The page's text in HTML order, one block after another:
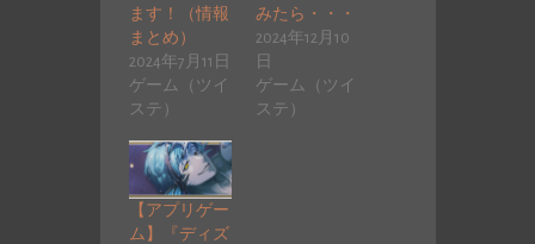
ます！（情報
まとめ）
2024年7月11日
ゲーム（ツイ
ステ）
みたら・・・
2024年12月10
日
ゲーム（ツイ
ステ）
【アプリゲー
ム】『ディズ